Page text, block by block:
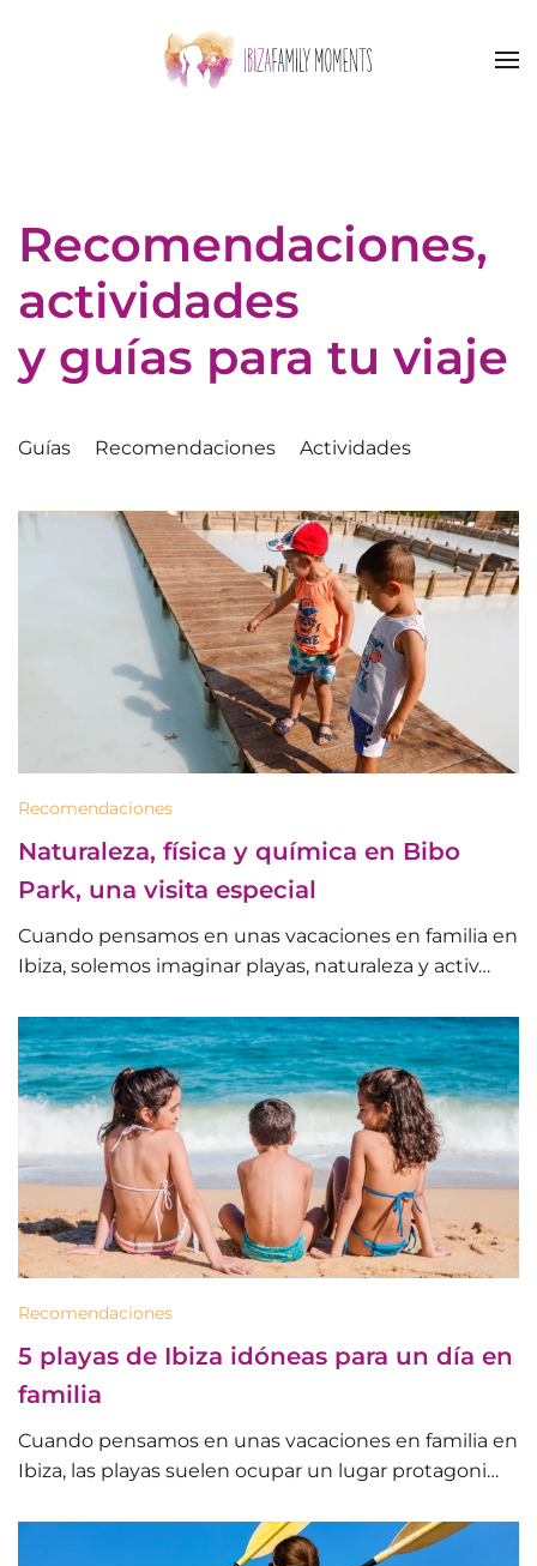
Skip to main content
Recomendaciones,
actividades
y guías para tu viaje
Guías Recomendaciones Actividades
Recomendaciones
Naturaleza, física y química en Bibo
Park, una visita especial
Cuando pensamos en unas vacaciones en familia en
Ibiza, solemos imaginar playas, naturaleza y activ…
Recomendaciones
5 playas de Ibiza idóneas para un día en
familia
Cuando pensamos en unas vacaciones en familia en
Ibiza, las playas suelen ocupar un lugar protagoni…